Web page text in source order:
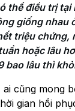
thể điều trị
giống nhau
triệu
hoặc lâu
bao lâu thì
ai cũng mong
gian hồi